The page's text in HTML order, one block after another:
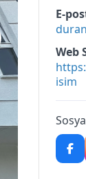
E-
Web
isim